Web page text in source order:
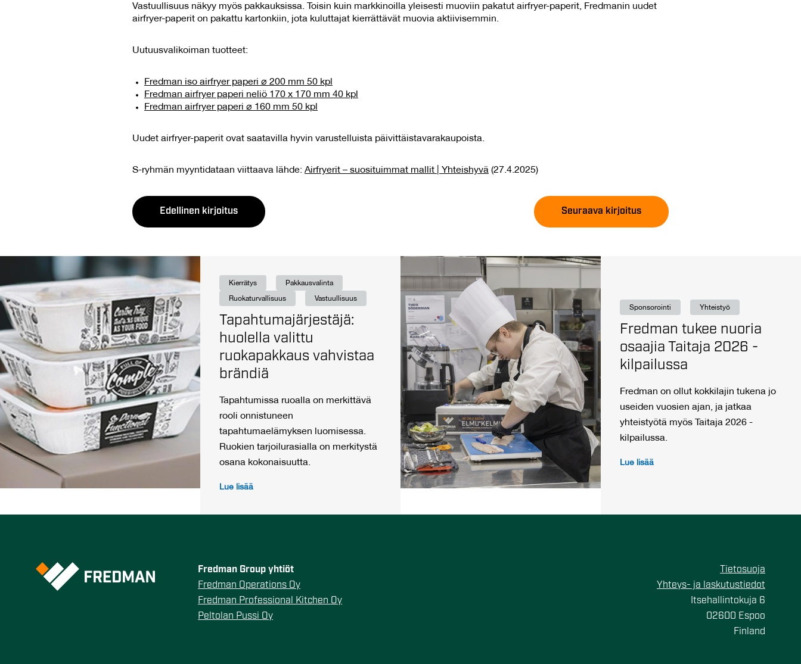
Vastuullisuus näkyy myös pakkauksissa. Toisin kuin markkinoilla yleisesti muoviin pakatut airfryer-paperit, Fredmanin uudet
airfryer-paperit on pakattu kartonkiin, jota kuluttajat kierrättävät muovia aktiivisemmin.
Uutuusvalikoiman tuotteet:
Fredman iso airfryer paperi ⌀ 200 mm 50 kpl
Fredman airfryer paperi neliö 170 x 170 mm 40 kpl
Fredman airfryer paperi ⌀ 160 mm 50 kpl
Uudet airfryer-paperit ovat saatavilla hyvin varustelluista päivittäistavarakaupoista.
S-ryhmän myyntidataan viittaava lähde: Airfryerit – suosituimmat mallit | Yhteishyvä (27.4.2025)
Edellinen kirjoitus Seuraava kirjoitus
Kierrätys Pakkausvalinta
Ruokaturvallisuus Vastuullisuus
Tapahtumajärjestäjä:
huolella valittu
ruokapakkaus vahvistaa
brändiä
Tapahtumissa ruoalla on merkittävä
rooli onnistuneen
tapahtumaelämyksen luomisessa.
Ruokien tarjoilurasialla on merkitystä
osana kokonaisuutta.
Lue lisää
Sponsorointi Yhteistyö
Fredman tukee nuoria
osaajia Taitaja 2026 -
kilpailussa
Fredman on ollut kokkilajin tukena jo
useiden vuosien ajan, ja jatkaa
yhteistyötä myös Taitaja 2026 -
kilpailussa.
Lue lisää
Fredman Group yhtiöt
Fredman Operations Oy
Fredman Professional Kitchen Oy
Peltolan Pussi Oy
Tietosuoja
Yhteys- ja laskutustiedot
Itsehallintokuja 6
02600 Espoo
Finland